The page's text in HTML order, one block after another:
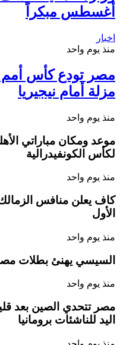
أغسطس مبكراً
اخبار
منذ يوم واحد
مصر تودع كأس أمم
مزلة أمام نيجيريا
منذ يوم واحد
موعد ومكان مباراتي
لكأس الكونفيدرالية
منذ يوم واحد
كاف يعلن منافس الزمالك
الأول
منذ يوم واحد
السيسي يهنئ بطلات
منذ يوم واحد
مصر تتحدي الصين بعد
اليد للناشئات برومانيا